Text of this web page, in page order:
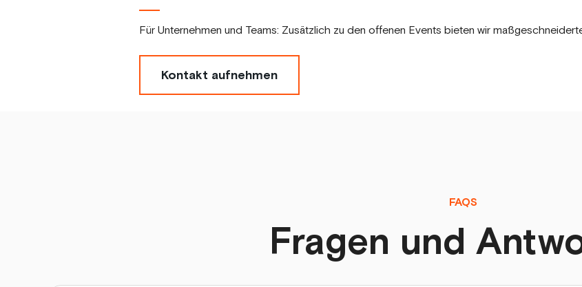
Für Unternehmen und Teams: Zusätzlich zu den offenen Events bieten wir
Kontakt aufnehmen
FAQS
Fragen und